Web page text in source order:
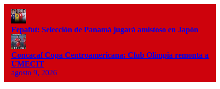
Fepafut: Selección de Panamá jugará amistoso en Japón
Concacaf Copa Centroamericana: Club Olimpia remonta a
UMECIT
agosto 9, 2026